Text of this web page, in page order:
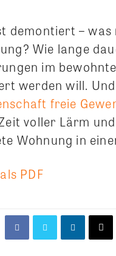
demontiert –
Wie lange
im
werden will.
freie
voller Lärm
Wohnung in
PDF